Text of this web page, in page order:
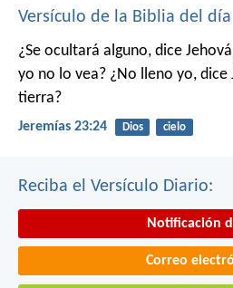
Versículo de la Biblia del día
¿Se ocultará alguno, dice
yo no lo vea? ¿No lleno yo, dice
tierra?
Jeremías 23:24 Dios cielo
Reciba el Versículo Diario:
Notificación
Correo